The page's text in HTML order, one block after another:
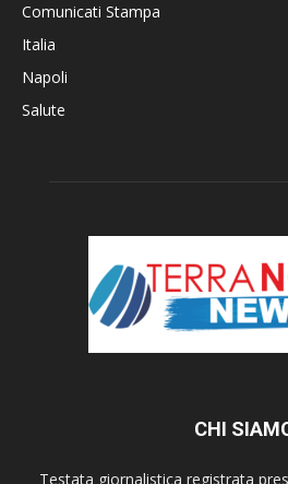
Comunicati Stampa
Italia
Napoli
Salute
CHI
Testata giornalistica registrata